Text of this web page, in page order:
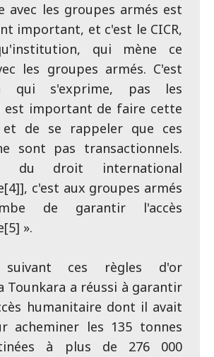
avec les groupes armés est
important, et c'est le CICR,
qui mène ce
les groupes armés. C'est
qui s'exprime, pas les
est important de faire cette
de se rappeler que ces
sont pas transactionnels.
du droit international
c'est aux groupes armés
de garantir l'accès
».
ces règles d'or
Tounkara a réussi à garantir
humanitaire dont il avait
acheminer les 135 tonnes
à plus de 276 000